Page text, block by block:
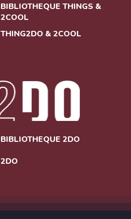
BIBLIOTHEQUE THINGS &
2COOL
THING2DO & 2COOL
BIBLIOTHEQUE 2DO
2DO